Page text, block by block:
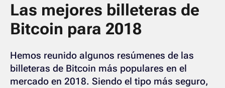
Las mejores billeteras de
Bitcoin para 2018
Hemos reunido algunos resúmenes de las
billeteras de Bitcoin más populares en el
mercado en 2018. Siendo el tipo más seguro,